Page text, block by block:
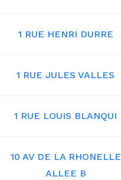
1 RUE HENRI DURRE
1 RUE JULES VALLES
1 RUE LOUIS BLANQUI
10 AV DE LA RHONELLE
ALLEE B